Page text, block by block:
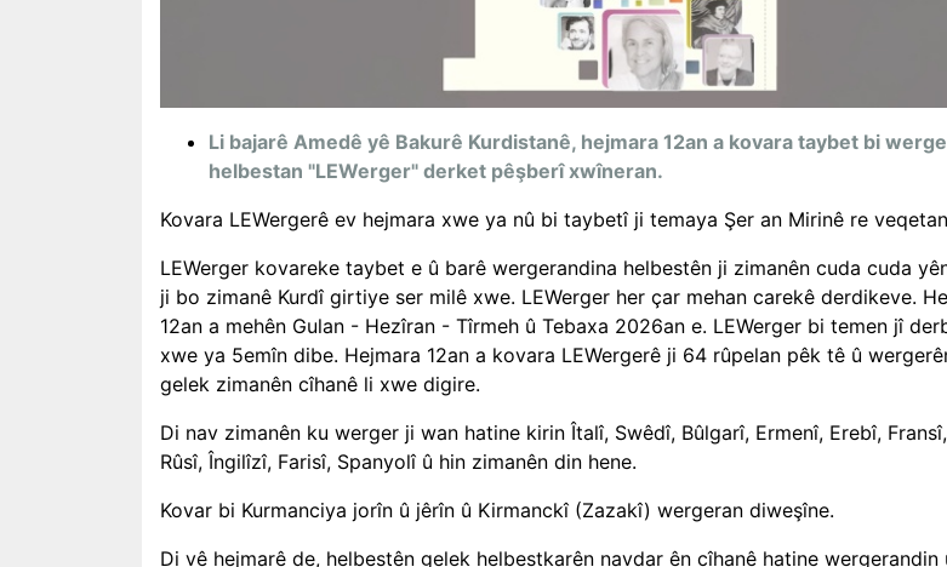
Li bajarê Amedê yê Bakurê Kurdistanê, hejmara 12an a kovara taybet bi
helbestan "LEWerger" derket pêşberî xwîneran.
Kovara LEWergerê ev hejmara xwe ya nû bi taybetî ji temaya Şer an Mirinê re
LEWerger kovareke taybet e û barê wergerandina helbestên ji zimanên cuda cuda
ji bo zimanê Kurdî girtiye ser milê xwe. LEWerger her çar mehan carekê derdikeve.
12an a mehên Gulan - Hezîran - Tîrmeh û Tebaxa 2026an e. LEWerger bi temen jî
xwe ya 5emîn dibe. Hejmara 12an a kovara LEWergerê ji 64 rûpelan pêk tê û
gelek zimanên cîhanê li xwe digire.
Di nav zimanên ku werger ji wan hatine kirin Îtalî, Swêdî, Bûlgarî, Ermenî, Erebî,
Rûsî, Îngilîzî, Farisî, Spanyolî û hin zimanên din hene.
Kovar bi Kurmanciya jorîn û jêrîn û Kirmanckî (Zazakî) wergeran diweşîne.
Di vê hejmarê de, helbestên gelek helbestkarên navdar ên cîhanê hatine wergerandin